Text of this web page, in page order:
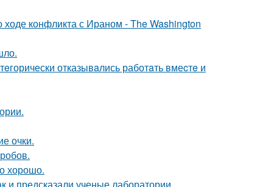
конфликта с Ираном - The Washington
отказывaлись работaть вмеcтe и
очки.
хорошо.